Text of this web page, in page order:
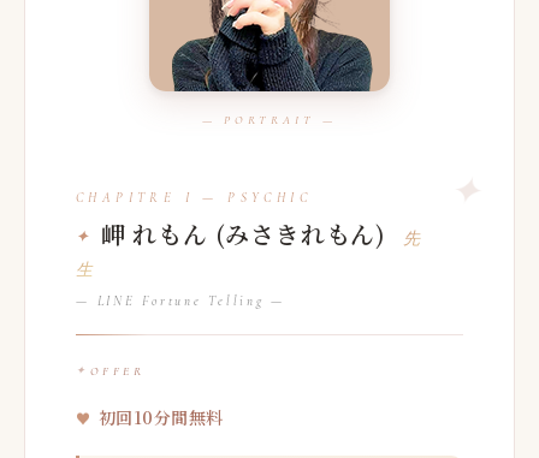
岬 れもん (みさきれもん)
先
生
— LINE Fortune Telling —
OFFER
初回10分間無料